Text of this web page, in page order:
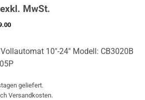
exkl. MwSt.
10″-24″ Modell: CB3020B
geliefert.
Versandkosten.